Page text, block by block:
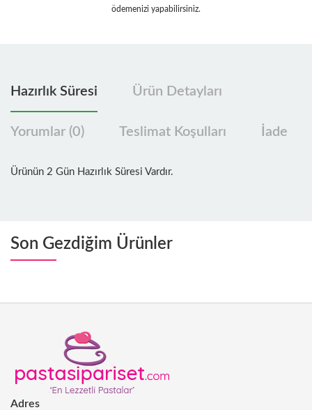
ödemenizi yapabilirsiniz.
Hazırlık Süresi Ürün Detayları
Yorumlar (0) Teslimat Koşulları İade
Ürünün 2 Gün Hazırlık Süresi Vardır.
Son Gezdiğim Ürünler
Adres